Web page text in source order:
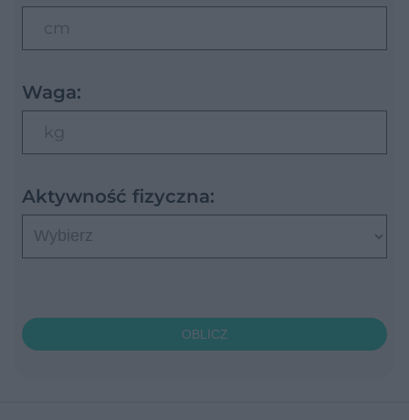
cm
Waga:
kg
Aktywność fizyczna:
OBLICZ